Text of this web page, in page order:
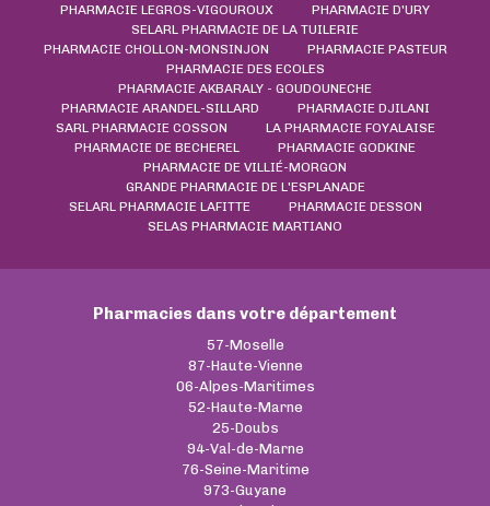
PHARMACIE LEGROS-VIGOUROUX
PHARMACIE D'URY
SELARL PHARMACIE DE LA TUILERIE
PHARMACIE CHOLLON-MONSINJON
PHARMACIE PASTEUR
PHARMACIE DES ECOLES
PHARMACIE AKBARALY - GOUDOUNECHE
PHARMACIE ARANDEL-SILLARD
PHARMACIE DJILANI
SARL PHARMACIE COSSON
LA PHARMACIE FOYALAISE
PHARMACIE DE BECHEREL
PHARMACIE GODKINE
PHARMACIE DE VILLIÉ-MORGON
GRANDE PHARMACIE DE L'ESPLANADE
SELARL PHARMACIE LAFITTE
PHARMACIE DESSON
SELAS PHARMACIE MARTIANO
Pharmacies dans votre département
57-Moselle
87-Haute-Vienne
06-Alpes-Maritimes
52-Haute-Marne
25-Doubs
94-Val-de-Marne
76-Seine-Maritime
973-Guyane